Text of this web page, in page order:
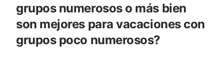
grupos numerosos o más bien
son mejores para vacaciones con
grupos poco numerosos?